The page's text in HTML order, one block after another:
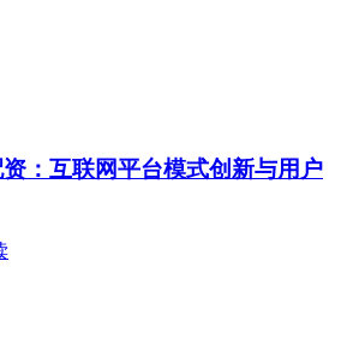
：互联网平台模式创新与用户